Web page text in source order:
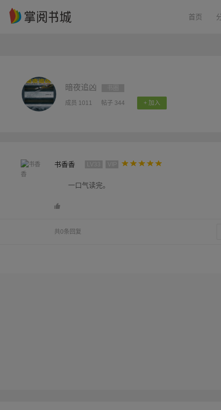
首页
暗夜追凶
成员 1011 帖子 344 + 加入
书香香
一口气读完。
共0条回复